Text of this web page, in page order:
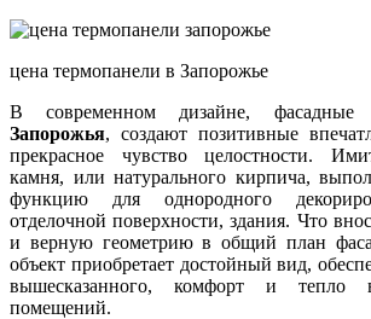
цена термопанели в Запорожье
В современном дизайне, фасадные
Запорожья, создают позитивные
прекрасное чувство целостности.
камня, или натурального кирпича,
функцию для однородного
отделочной поверхности, здания. Что
и верную геометрию в общий план
объект приобретает достойный вид,
вышесказанного, комфорт и тепло
помещений.